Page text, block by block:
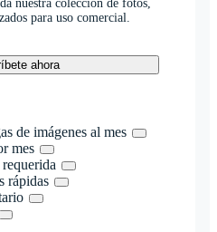
nuestra colección de fotos,
para uso comercial.
ahora
de imágenes al mes
mes
rápidas